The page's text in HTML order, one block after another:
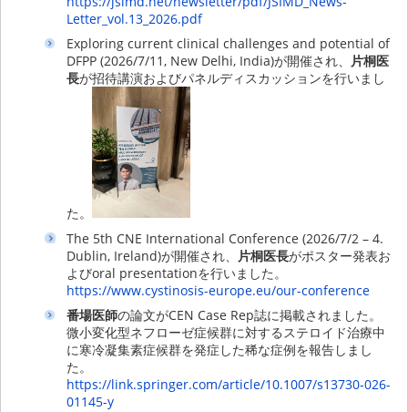
Letter_vol.13_2026.pdf
Exploring current clinical challenges and potential of
DFPP (2026/7/11, New Delhi, India)が開催され、 片桐医
長が招待講演およびパネルディスカッションを行いまし
た。
The 5th CNE International Conference (2026/7/2 – 4.
Dublin, Ireland)が開催され、 片桐医長がポスター発表お
よびoral presentationを行いました。
https://www.cystinosis-europe.eu/our-conference
番場医師の論文がCEN Case Rep誌に掲載されました。
微小変化型ネフローゼ症候群に対するステロイド治療中
に寒冷凝集素症候群を発症した稀な症例を報告しまし
た。
https://link.springer.com/article/10.1007/s13730-026-
01145-y